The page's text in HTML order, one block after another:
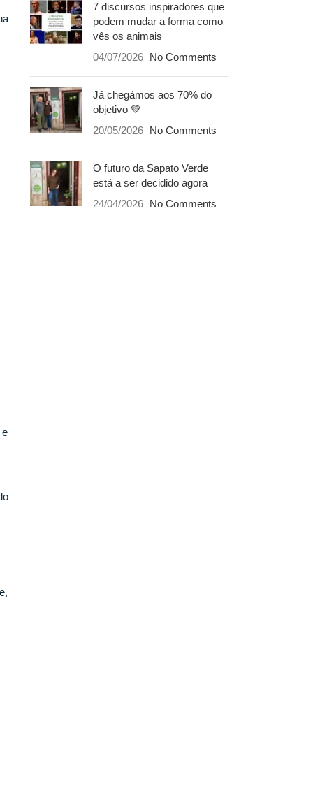
e
7 discursos inspiradores que
podem mudar a forma como
vês os animais
04/07/2026 No Comments
Já chegámos aos 70% do
objetivo 💚
20/05/2026 No Comments
O futuro da Sapato Verde
está a ser decidido agora
24/04/2026 No Comments